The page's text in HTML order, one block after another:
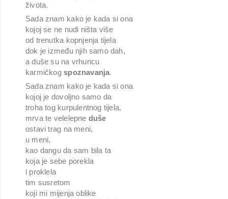
života.
Sada znam kako je kada si ona
kojoj se ne nudi ništa više
od trenutka kopnjenja tijela
dok je između njih samo dah,
a duše su na vrhuncu
karmičkogspoznavanja.
Sada znam kako je kada si ona
kojoj je dovoljno samo da
troha tog kurpulentnog tijela,
mrva te velelepne duše
ostavi trag na meni,
u meni,
kao dangu da sam bila ta
koja je sebe porekla
i proklela
tim susretom
koji mi mijenja oblike